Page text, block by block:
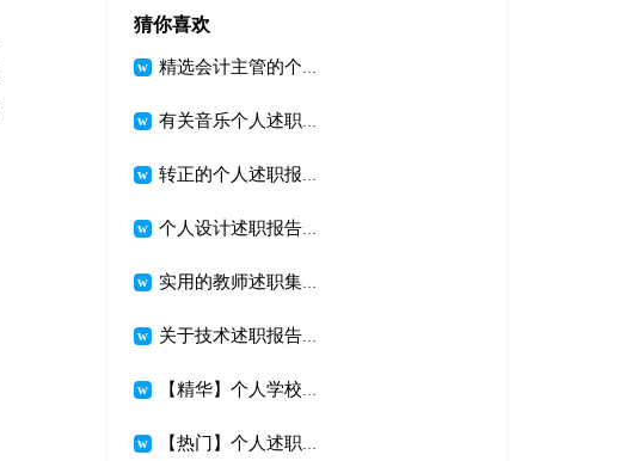
猜你喜欢
精选会计主管的个人述职报告三篇
有关音乐个人述职报告3篇
转正的个人述职报告模板合集五篇
个人设计述职报告6篇
实用的教师述职集合9篇
关于技术述职报告3篇
【精华】个人学校校长述职报告3篇
【热门】个人述职模板集合八篇